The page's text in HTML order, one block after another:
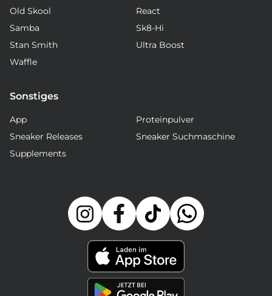
Old Skool
React
Samba
Sk8-Hi
Stan Smith
Ultra Boost
Waffle
Sonstiges
App
Proteinpulver
Sneaker Releases
Sneaker Suchmaschine
Supplements